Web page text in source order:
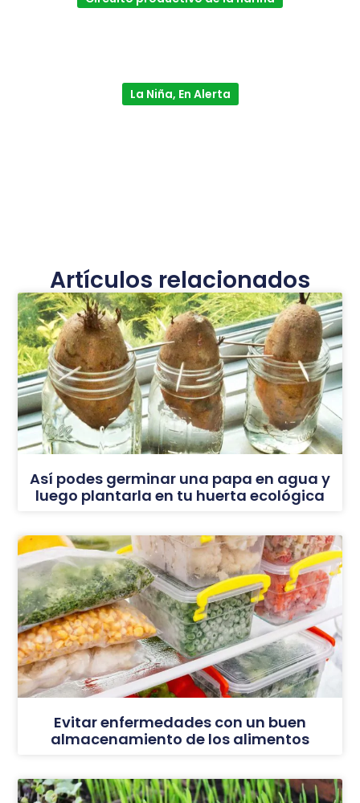
La Niña, En Alerta
Artículos relacionados
Así podes germinar una papa en agua y
luego plantarla en tu huerta ecológica
Evitar enfermedades con un buen
almacenamiento de los alimentos